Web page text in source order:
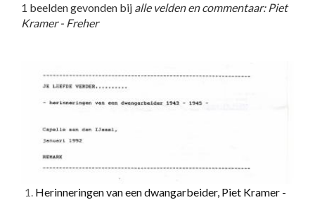
1 beelden gevonden bij alle velden en commentaar: Piet
Kramer - Freher
1. Herinneringen van een dwangarbeider, Piet Kramer -